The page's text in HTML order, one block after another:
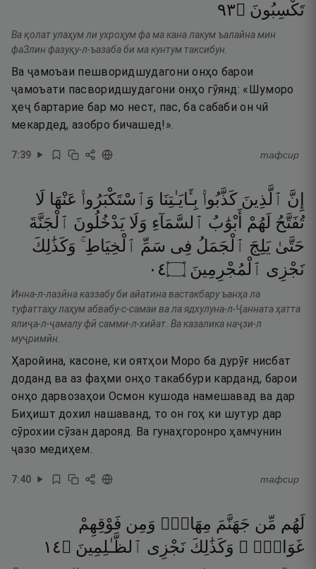
تَكْسِبُونَ ۝٣٩
Ва қолат улаҳум ли ухроҳум фа ма кана лакум ъалайна мин
фаЗлин фазуқу-л-ъазаба би ма кунтум таксибун.
Ва ҷамоъаи пешворидшудагони онҳо барои
ҷамоъати пасворидшудагони онҳо гӯянд: «Шуморо
ҳеҷ бартарие бар мо нест, пас, ба сабаби он чӣ
мекардед, азобро бичашед!».
7:39 тафсир
إِنَّ ٱلَّذِينَ كَذَّبُوا۟ بِـَٔايَـٰتِنَا وَٱسْتَكْبَرُوا۟ عَنْهَا لَا
تُفَتَّحُ لَهُمْ أَبْوَٰبُ ٱلسَّمَآءِ وَلَا يَدْخُلُونَ ٱلْجَنَّةَ
حَتَّىٰ يَلِجَ ٱلْجَمَلُ فِى سَمِّ ٱلْخِيَاطِ ۚ وَكَذَٰلِكَ
نَجْزِى ٱلْمُجْرِمِينَ ۝٤٠
Инна-л-лазӣна каззабу би айатина вастакбару ъанҳа ла
туфаттаҳу лаҳум абвабу-с-самаи ва ла ядхулуна-л-Ҷанната ҳатта
ялиҷа-л-ҷамалу фӣ самми-л-хийат. Ва казалика наҷзи-л
муҷримӣн.
Ҳаройина, касоне, ки оятҳои Моро ба дурӯғ нисбат
доданд ва аз фаҳми онҳо такаббури карданд, барои
онҳо дарвозаҳои Осмон кушода намешавад ва дар
Биҳишт дохил нашаванд, то он гоҳ ки шутур дар
сӯрохии сӯзан дарояд. Ва гунаҳгоронро ҳамчунин
ҷазо медиҳем.
7:40 тафсир
لَهُم مِّن جَهَنَّمَ مِهَادٌۭ وَمِن فَوْقِهِمْ
غَوَاشٍۢ ۚ وَكَذَٰلِكَ نَجْزِى ٱلظَّـٰلِمِينَ ۝٤١